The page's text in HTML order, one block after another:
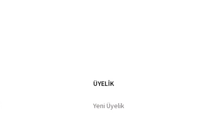
ÜYELİK
Yeni Üyelik